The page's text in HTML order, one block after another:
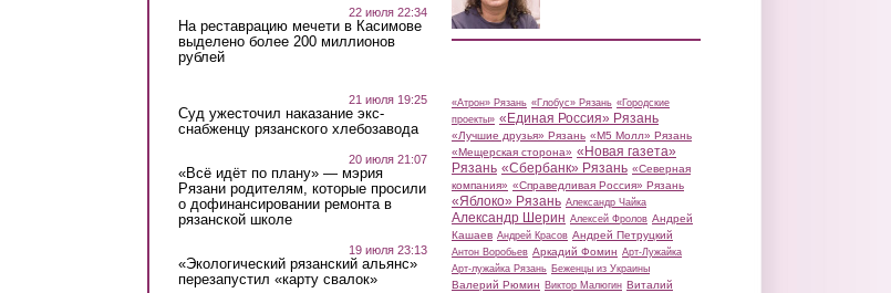
22 июля 22:34
На реставрацию мечети в Касимове
выделено более 200 миллионов
рублей
21 июля 19:25
Суд ужесточил наказание экс-
снабженцу рязанского хлебозавода
20 июля 21:07
«Всё идёт по плану» — мэрия
Рязани родителям, которые просили
о дофинансировании ремонта в
рязанской школе
19 июля 23:13
«Экологический рязанский альянс»
перезапустил «карту свалок»
«Атрон» Рязань «Глобус» Рязань «Городские
проекты» «Единая Россия» Рязань
«Лучшие друзья» Рязань «М5 Молл» Рязань
«Мещерская сторона» «Новая газета»
Рязань «Сбербанк» Рязань «Северная
компания» «Справедливая Россия» Рязань
«Яблоко» Рязань Александр Чайка
Александр Шерин Алексей Фролов Андрей
Кашаев Андрей Красов Андрей Петруцкий
Антон Воробьев Аркадий Фомин Арт-Лужайка
Арт-лужайка Рязань Беженцы из Украины
Валерий Рюмин Виктор Малюгин Виталий